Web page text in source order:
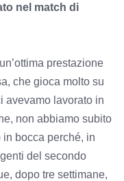
nel match di
prestazione
che gioca molto su
avevamo lavorato in
non abbiamo subito
bocca perché, in
del secondo
dopo tre settimane,